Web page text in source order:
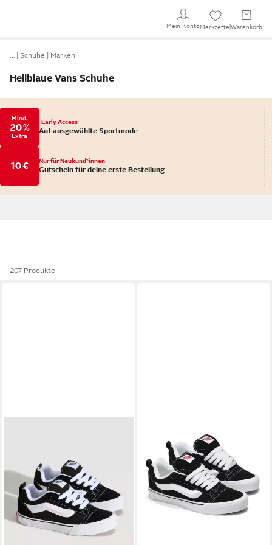
Mein KontoMerkzettel Warenkorb
… Schuhe Marken
Hellblaue Vans Schuhe
Mind.
20 %
Extra
Early Access
Auf ausgewählte Sportmode
10 € Nur für Neukund*innen
Gutschein für deine erste Bestellung
207 Produkte